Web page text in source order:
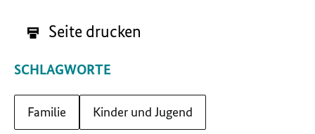
Seite drucken
SCHLAGWORTE
Familie Kinder und Jugend